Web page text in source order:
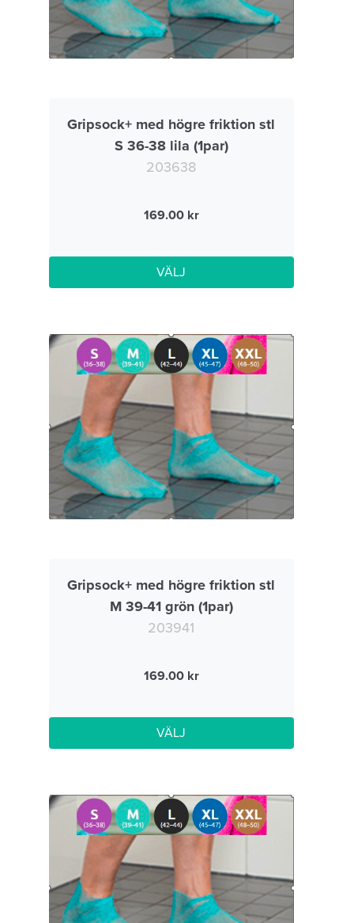
Gripsock+ med högre friktion stl
S 36-38 lila (1par)
203638
169.00
VÄLJ
Gripsock+ med högre friktion stl
M 39-41 grön (1par)
203941
169.00
VÄLJ